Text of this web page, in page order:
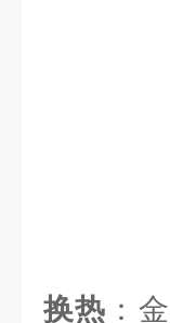
换热 ：